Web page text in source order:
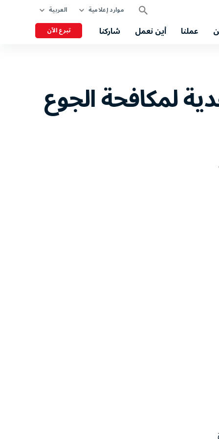
موارد إعلامية العربية
عملنا أين نعمل شاركنا تبرع الآن
لمكافحة الجوع